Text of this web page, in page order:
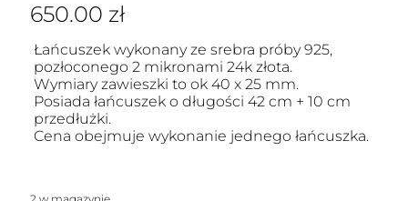
650.00 zł
Łańcuszek wykonany ze srebra próby 925,
pozłoconego 2 mikronami 24k złota.
Wymiary zawieszki to ok 40 x 25 mm.
Posiada łańcuszek o długości 42 cm + 10 cm
przedłużki.
Cena obejmuje wykonanie jednego łańcuszka.